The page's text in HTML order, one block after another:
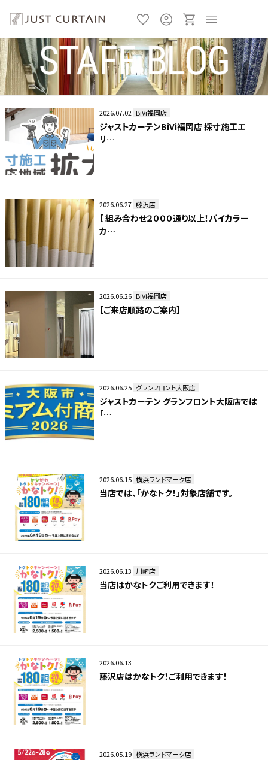
2026.07.02 BiVi福岡店
ジャストカーテンBiVi福岡店 採寸施工エ
リ…
2026.06.27 藤沢店
【 組み合わせ２０００通り以上！バイカラー
カ…
2026.06.26 BiVi福岡店
【ご来店順路のご案内】
2026.06.25 グランフロント大阪店
ジャストカーテン グランフロント大阪店では
「…
2026.06.15 横浜ランドマーク店
当店では、「かなトク！」対象店舗です。
2026.06.13 川崎店
当店はかなトクご利用できます！
2026.06.13
藤沢店はかなトク！ご利用できます！
2026.05.19 横浜ランドマーク店